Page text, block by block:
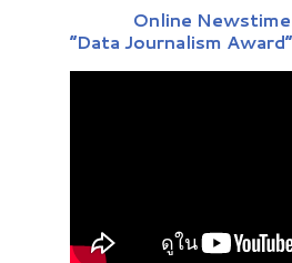
Online Newstime
“Data Journalism